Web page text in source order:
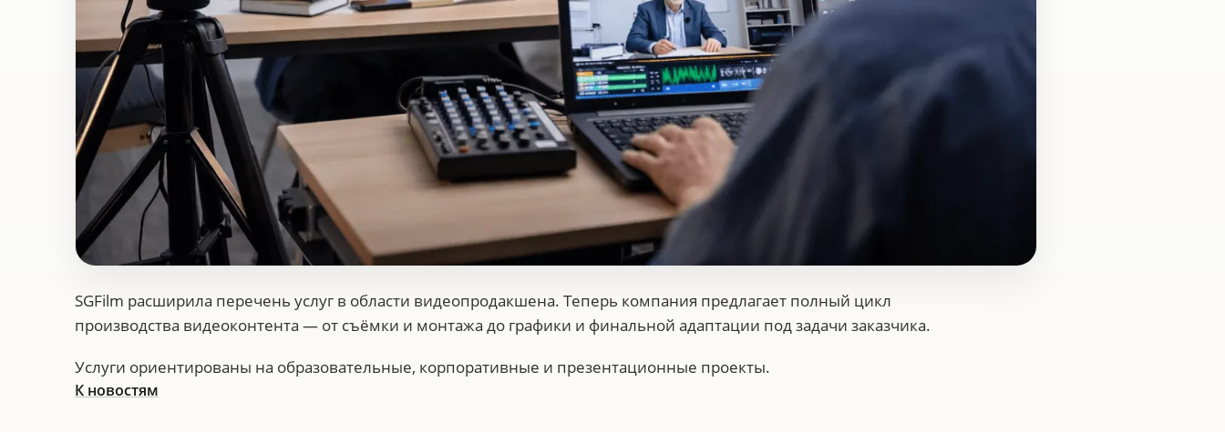
SGFilm расширила перечень услуг в области видеопродакшена. Теперь компания предлагает полный цикл
производства видеоконтента — от съёмки и монтажа до графики и финальной адаптации под задачи заказчика.
Услуги ориентированы на образовательные, корпоративные и презентационные проекты.
К новостям